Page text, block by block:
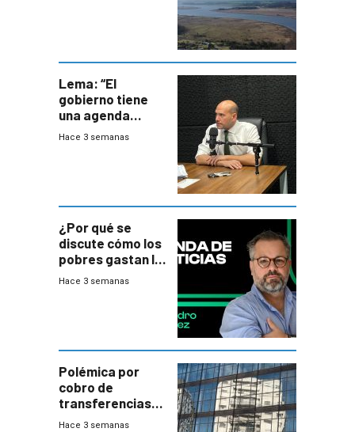
Lema: “El
gobierno tiene
una agenda
destructiva”
Hace 3 semanas
¿Por qué se
discute cómo los
pobres gastan la
plata?
Hace 3 semanas
Polémica por
cobro de
transferencias
del Mides en
Hace 3 semanas